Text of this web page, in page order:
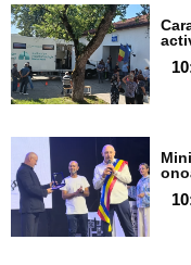
Adaugă
aici textul
pentru
subtitlu
Adaugă
aici textul
pentru
subtitlu